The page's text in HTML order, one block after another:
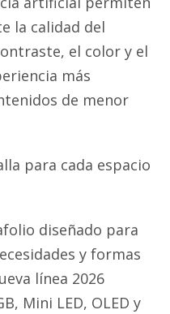
la calidad del
el color y el
más
de menor
para cada espacio
diseñado para
y formas
línea 2026
Mini LED, OLED y